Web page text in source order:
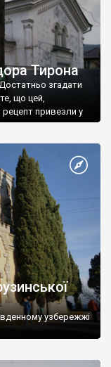
Тирона
згадати
що цей,
рецепт привезли у
узбережжі